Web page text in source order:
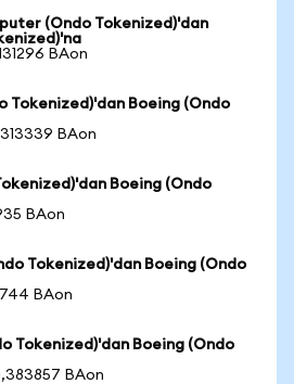
(Ondo Tokenized)'dan
BAon
Tokenized)'dan Boeing (Ondo
BAon
Boeing (Ondo
BAon
Tokenized)'dan Boeing (Ondo
BAon
Tokenized)'dan Boeing (Ondo
BAon